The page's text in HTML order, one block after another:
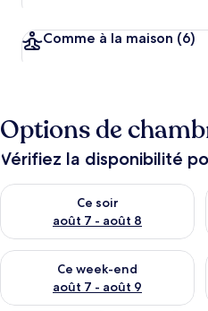
Comme à la maison (6)
Options de
Vérifiez la disponibilité
Ce soir
août 7 - août 8
Vérifier la disponibilité pour ce
Ce week-end
août 7 - août 9
Vérifier la disponibilité pour ce